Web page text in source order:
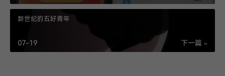
新世纪的五好青年
下一篇 »
07-19